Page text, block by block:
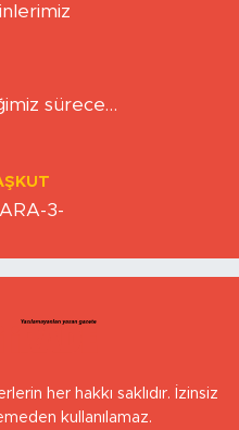
sürece…
3-
her hakkı saklıdır. İzinsiz
kullanılamaz.